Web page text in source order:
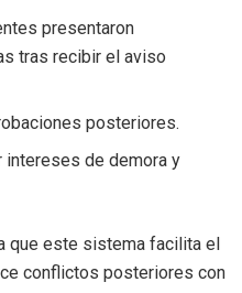
presentaron
tras recibir el aviso
posteriores.
intereses de demora y
que este sistema facilita el
conflictos posteriores con